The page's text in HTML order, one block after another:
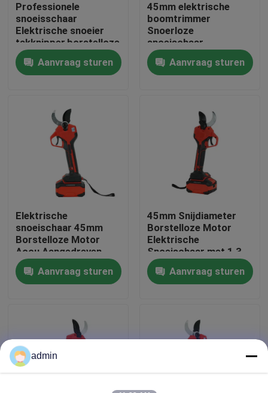
Thuis
Video's
fabrieksdisplay
Neem contact met ons op
Vraag een offerte
Handbediend Mini Chainsaw
Professionele
snoeisschaar
Elektrische snoeier
takknipper,borstelloze
25V draadloze
snoeisschaar
Aanvraag sturen
45mm elektrische
boomtrimmer
Snoerloze
snoeischaar
Borstelloze motor
voor gebruik in de tuin
Aanvraag sturen
Elektrische
snoeischaar 45mm
Borstelloze Motor
Accu Aangedreven
Lichtgewicht Design
Aanvraag sturen
45mm Snijdiameter
Borstelloze Motor
Elektrische
Snoeischaar met 1,3
kg Lichtgewicht
OntwerpAanvraag sturen
admin